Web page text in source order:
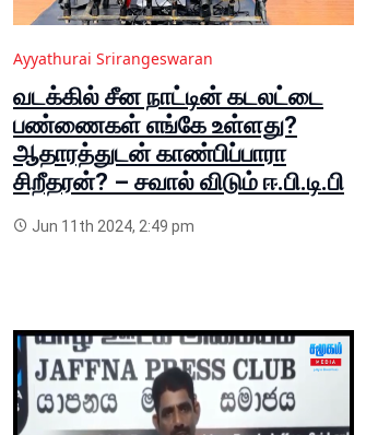
Ayyathurai Srirangeswaran
வடக்கில் சீன நாட்டின் கடலட்டை
பண்ணைகள் எங்கே உள்ளது?
ஆதாரத்துடன் காண்பிப்பாரா
சிறீதரன்? – சவால் விடும் ஈ.பி.டி.பி
Jun 11th 2024, 2:49 pm